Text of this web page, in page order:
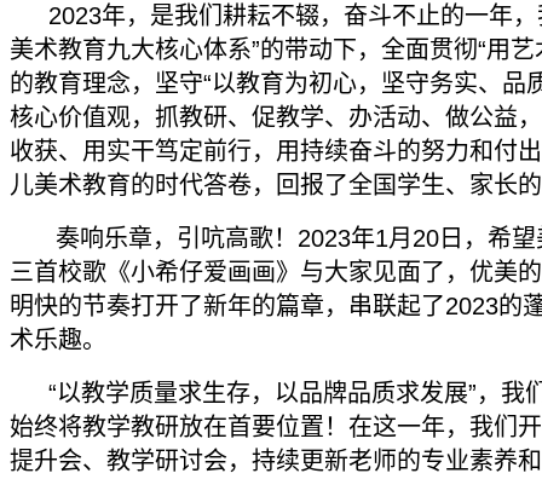
2023年，是我们耕耘不辍，奋斗不止的一年，
美术教育九大核心体系”的带动下，全面贯彻“用艺
的教育理念，坚守“以教育为初心，坚守务实、品
核心价值观，抓教研、促教学、办活动、做公益
收获、用实干笃定前行，用持续奋斗的努力和付
儿美术教育的时代答卷，回报了全国学生、家长
奏响乐章，引吭高歌！2023年1月20日，希
三首校歌《小希仔爱画画》与大家见面了，优美
明快的节奏打开了新年的篇章，串联起了2023的
术乐趣。
“以教学质量求生存，以品牌品质求发展”，我
始终将教学教研放在首要位置！在这一年，我们
提升会、教学研讨会，持续更新老师的专业素养